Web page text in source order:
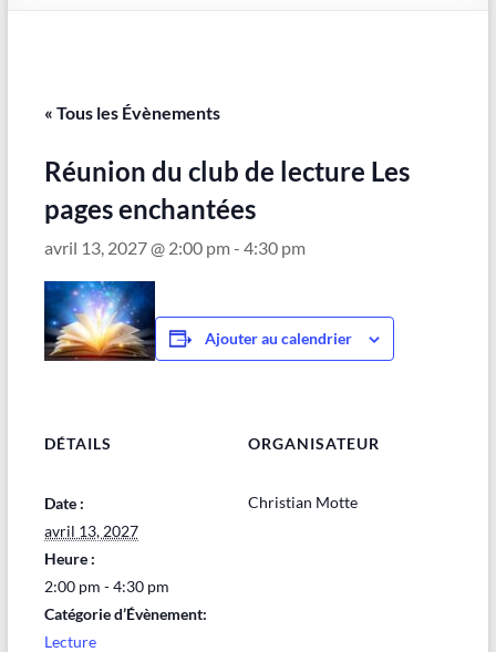
Maubeuge
« Tous les Évènements
Réunion du club de lecture Les
pages enchantées
avril 13, 2027 @ 2:00 pm- 4:30 pm
Ajouter au calendrier
DÉTAILS
Date :
avril 13, 2027
Heure :
2:00 pm - 4:30 pm
Catégorie d’Évènement:
Lecture
ORGANISATEUR
Christian Motte